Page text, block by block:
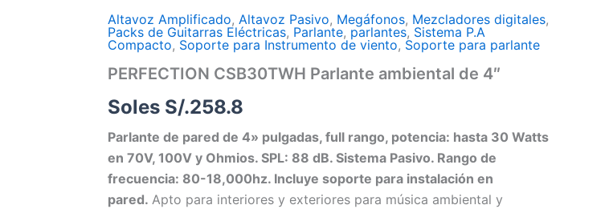
Altavoz Amplificado, Altavoz Pasivo, Megáfonos, Mezcladores digitales,
Packs de Guitarras Eléctricas, Parlante, parlantes, Sistema P.A
Compacto, Soporte para Instrumento de viento, Soporte para parlante
PERFECTION CSB30TWH Parlante ambiental de 4″
Soles S/.258.8
Parlante de pared de 4» pulgadas, full rango, potencia: hasta 30 Watts
en 70V, 100V y Ohmios. SPL: 88 dB. Sistema Pasivo. Rango de
frecuencia: 80-18,000hz. Incluye soporte para instalación en
pared. Apto para interiores y exteriores para música ambiental y
ambiental
de
4"
cantidad